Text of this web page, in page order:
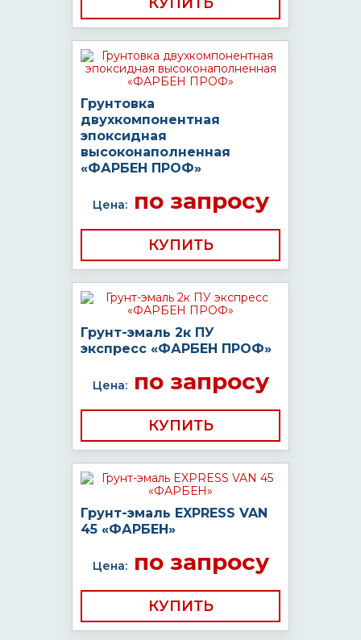
Грунтовка
двухкомпонентная
эпоксидная
высоконаполненная
«ФАРБЕН ПРОФ»
Цена:по запросу
КУПИТЬ
Грунт-эмаль 2к ПУ
экспресс «ФАРБЕН ПРОФ»
Цена:по запросу
КУПИТЬ
Грунт-эмаль EXPRESS VAN
45 «ФАРБЕН»
Цена:по запросу
КУПИТЬ